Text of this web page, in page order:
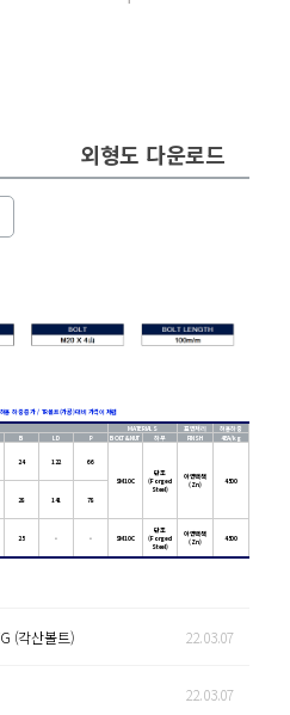
외형도 다운로드
용 하중 증가 / TR볼트(가공) 대비 가격이 저렴
MATERIALS 표면처리
허용하중
B LD P BOLT&NUT 하부 FINSH 4EA/kg
24 122 66
SM10C
단조
(Forged
Steel)
아연백색
(Zn)
4500
28 141 78
25 - - SM10C
단조
(Forged
Steel)
아연백색
(Zn)
4500
(각산볼트) 22.03.07
22.03.07